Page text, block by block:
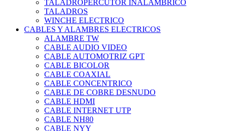
TALADROPERCUTOR INALAMBRICO
TALADROS
WINCHE ELECTRICO
CABLES Y ALAMBRES ELECTRICOS
ALAMBRE TW
CABLE AUDIO VIDEO
CABLE AUTOMOTRIZ GPT
CABLE BICOLOR
CABLE COAXIAL
CABLE CONCENTRICO
CABLE DE COBRE DESNUDO
CABLE HDMI
CABLE INTERNET UTP
CABLE NH80
CABLE NYY